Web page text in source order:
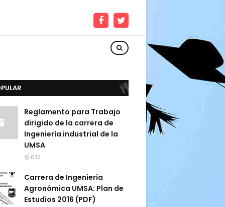
Reglamento para Trabajo
dirigido de la carrera de
Ingeniería industrial de la
UMSA
8:12
Carrera de Ingeniería
Agronómica UMSA: Plan de
Estudios 2016 (PDF)